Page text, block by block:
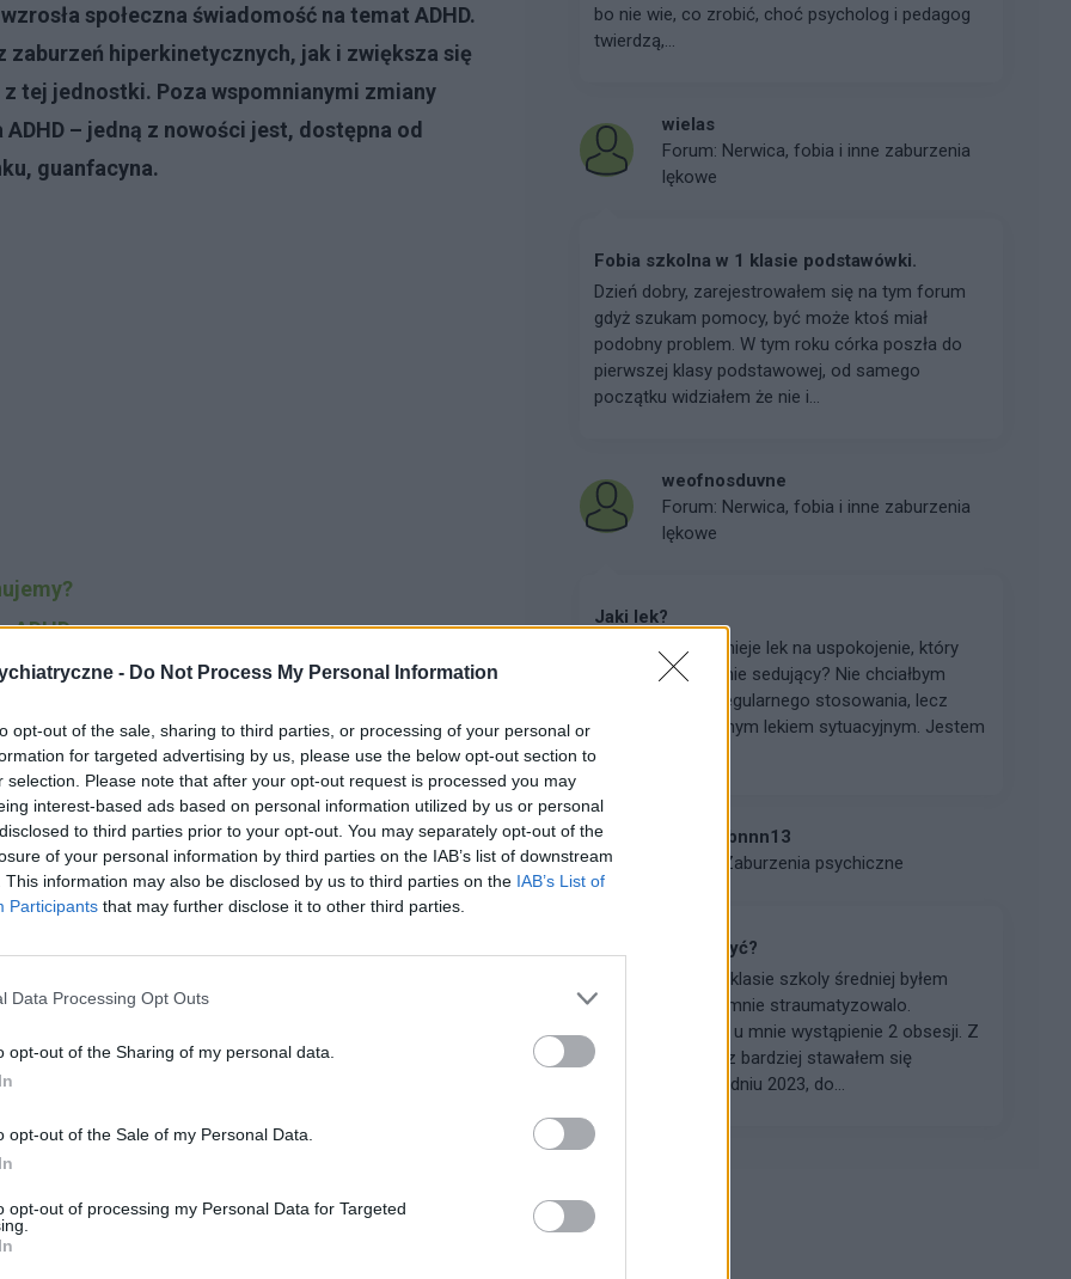
- Do Not Process My Personal Information
opt-out of the sale, sharing to third parties, or processing of your personal or
for targeted advertising by us, please use the below opt-out section to
selection. Please note that after your opt-out request is processed you may
interest-based ads based on personal information utilized by us or personal
to third parties prior to your opt-out. You may separately opt-out of the
of your personal information by third parties on the IAB’s list of downstream
This information may also be disclosed by us to third parties on the IAB’s List of
Participants that may further disclose it to other third parties.
Data Processing Opt Outs
opt-out of the Sharing of my personal data.
opt-out of the Sale of my Personal Data.
opt-out of processing my Personal Data for Targeted
społeczna świadomość na temat ADHD.
hiperkinetycznych, jak i zwiększa się
tej jednostki. Poza wspomnianymi zmiany
– jedną z nowości jest, dostępna od
guanfacyna.
ADHD
grup pacjentów
środki ostrożności
rynku farmaceutycznym
z nadruchliwymi dziećmi, które dostają w
nadal pokutują, na szczęście już jednak rzadziej.
innymi trudnościami – głównym jej
koncentracji, gdzie jednocześnie zmagający się z
aktywny.
występują objawy z trzech zakresów:
bo nie wie, co zrobić, choć psycholog i pedagog
twierdzą,...
wielas
Forum: Nerwica, fobia i inne zaburzenia
lękowe
Fobia szkolna w 1 klasie podstawówki.
Dzień dobry, zarejestrowałem się na tym forum
gdyż szukam pomocy, być może ktoś miał
podobny problem. W tym roku córka poszła do
pierwszej klasy podstawowej, od samego
początku widziałem że nie i...
weofnosduvne
Forum: Nerwica, fobia i inne zaburzenia
lękowe
Jaki lek?
:-) Witam, czy istnieje lek na uspokojenie, który
jest doraźny, ale nie sedujący? Nie chciałbym
zażywać leków regularnego stosowania, lecz
borykam się z silnym lekiem sytuacyjnym. Jestem
osobą kieruj...
bbbbbbbnnn13
Zaburzenia psychiczne
Jak mam dalej żyć?
w 2022 roku, w 1 klasie szkoly średniej byłem
wysmiewany. To mnie straumatyzowalo.
Spowodowało to u mnie wystąpienie 2 obsesji. Z
czasem też coraz bardziej stawałem się
depresyjny. W grudniu 2023, do...